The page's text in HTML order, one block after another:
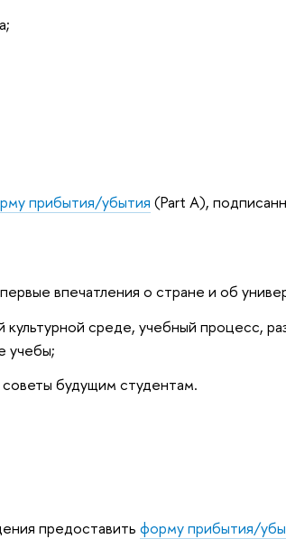
прибытия/убытия (Part A),
впечатления о стране и об
среде, учебный процесс,
учебы;
будущим студентам.
предоставить форму прибытия/